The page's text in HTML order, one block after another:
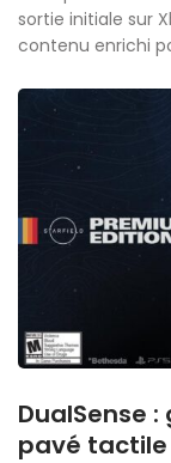
sortie initiale sur
contenu enrichi
DualSense
pavé